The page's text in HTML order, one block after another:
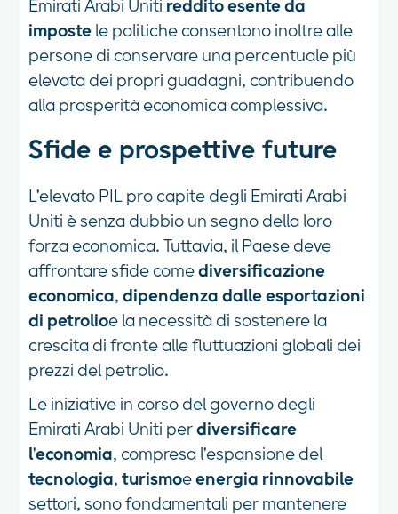
Emirati Arabi Uniti reddito esente da
imposte le politiche consentono inoltre alle
persone di conservare una percentuale più
elevata dei propri guadagni, contribuendo
alla prosperità economica complessiva.
Sfide e prospettive future
L'elevato PIL pro capite degli Emirati Arabi
Uniti è senza dubbio un segno della loro
forza economica. Tuttavia, il Paese deve
affrontare sfide comediversificazione
economica,dipendenza dalle esportazioni
di petrolioe la necessità di sostenere la
crescita di fronte alle fluttuazioni globali dei
prezzi del petrolio.
Le iniziative in corso del governo degli
Emirati Arabi Uniti perdiversificare
l'economia, compresa l'espansione del
tecnologia,turismoeenergia rinnovabile
settori, sono fondamentali per mantenere